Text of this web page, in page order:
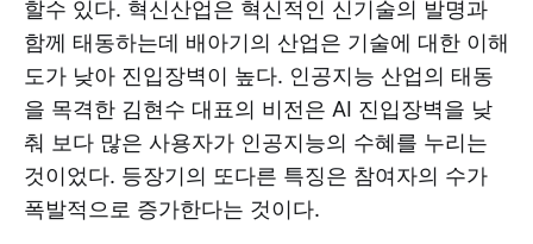
할수 있다. 혁신산업은 혁신적인 신기술의 발명과
함께 태동하는데 배아기의 산업은 기술에 대한 이해
도가 낮아 진입장벽이 높다. 인공지능 산업의 태동
을 목격한 김현수 대표의 비전은 AI 진입장벽을 낮
춰 보다 많은 사용자가 인공지능의 수혜를 누리는
것이었다. 등장기의 또다른 특징은 참여자의 수가
폭발적으로 증가한다는 것이다.